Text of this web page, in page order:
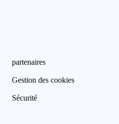
partenaires
Gestion des cookies
Sécurité